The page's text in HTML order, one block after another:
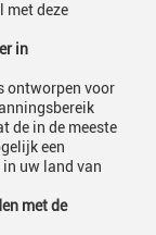
met deze
in
ontworpen voor
de in de meeste
een
uw land van
met de